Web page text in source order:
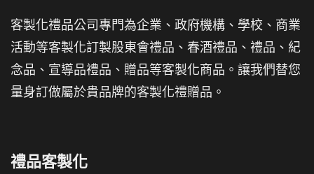
客製化禮品公司專門為企業、政府機構、學校、商業
活動等客製化訂製股東會禮品、春酒禮品、禮品、紀
念品、宣導品禮品、贈品等客製化商品。讓我們替您
量身訂做屬於貴品牌的客製化禮贈品。
禮品客製化